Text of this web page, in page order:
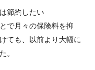
節約したい
月々の保険料を抑
ても、以前より大幅に
。